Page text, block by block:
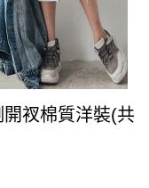
衩棉質洋裝(共